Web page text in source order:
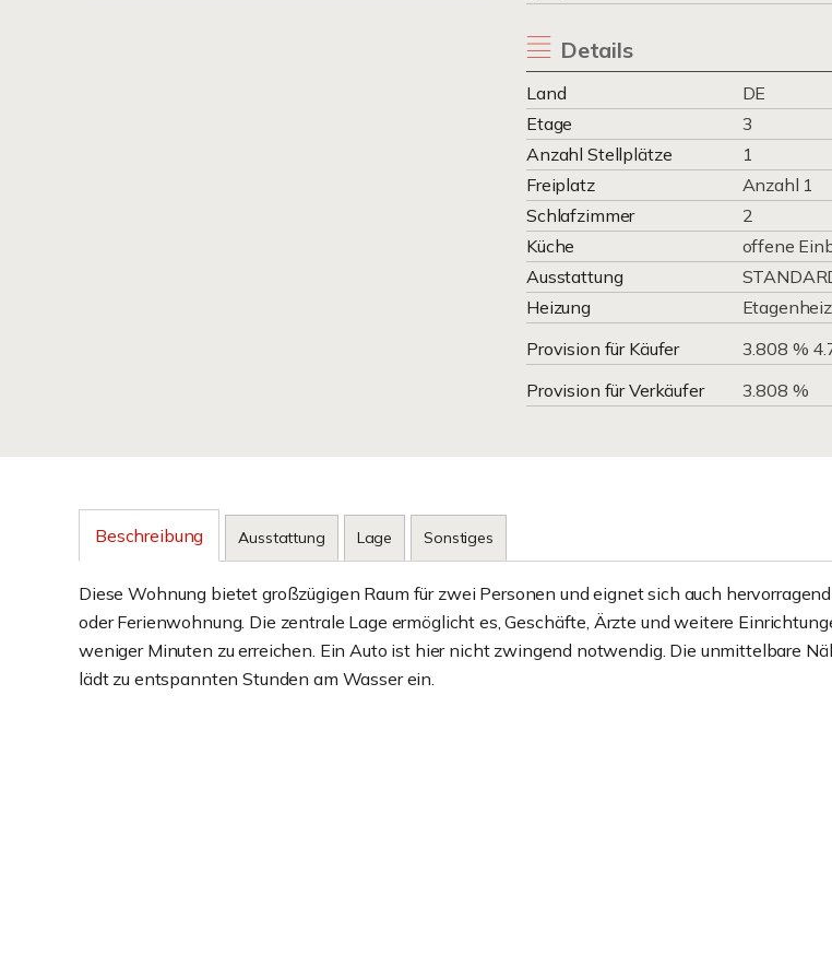
Details
Land DE
Etage
3
Anzahl Stellplätze
1
Freiplatz
Anzahl 1
Schlafzimmer
2
Küche
offene
Ausstattung
Heizung
Provision für Käufer
3.808 %
Provision für Verkäufer
3.808 %
Beschreibung Ausstattung Lage Sonstiges
Diese Wohnung bietet großzügigen Raum für zwei Personen und eignet sich auch
oder Ferienwohnung. Die zentrale Lage ermöglicht es, Geschäfte, Ärzte und weitere
weniger Minuten zu erreichen. Ein Auto ist hier nicht zwingend notwendig. Die unmittelbare
lädt zu entspannten Stunden am Wasser ein.